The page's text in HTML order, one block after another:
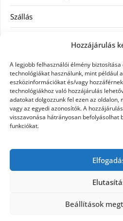
Hozzájárulás
A legjobb felhasználói élmény
technológiákat használunk, mint például
eszközinformációkat és/vagy
technológiákhoz való hozzájárulás
adatokat dolgozzunk fel ezen az oldalon,
vagy az egyedi azonosítók. A
visszavonása hátrányosan befolyásolhat
funkciókat.
Beállítások
Szállás
Szellőztető
Szolgáltatás
Táskák
Utazás
Vásárlás
Webáruházak